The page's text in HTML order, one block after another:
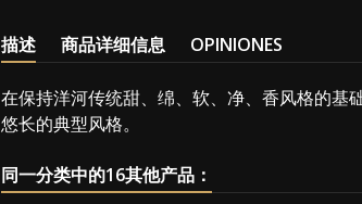
描述 商品详细信息 OPINIONES
在保持洋河传统甜、绵、软、净、香风格的基
悠长的典型风格。
同一分类中的16其他产品：